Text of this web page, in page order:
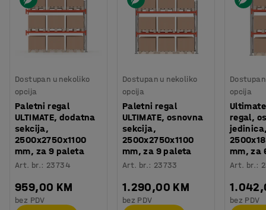
Dostupan u nekoliko
opcija
Paletni regal
ULTIMATE, dodatna
sekcija,
2500x2750x1100
mm, za 9 paleta
Art. br.: 23734
959,00 KM
bez PDV
Dostupan u nekoliko
opcija
Paletni regal
ULTIMATE, osnovna
sekcija,
2500x2750x1100
mm, za 9 paleta
Art. br.: 23733
1.290,00 KM
bez PDV
opcija
regal,
mm, za
Art. br.:
bez PDV